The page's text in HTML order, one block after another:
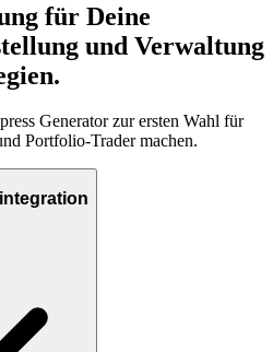
für Deine
und Verwaltung
Generator zur ersten Wahl für
Portfolio-Trader machen.